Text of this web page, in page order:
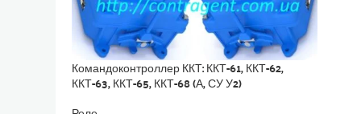
Командоконтроллер ККТ: ККТ-61, ККТ-62,
ККТ-63, ККТ-65, ККТ-68 (А, СУ У2)